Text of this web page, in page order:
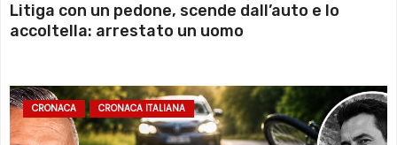
Litiga con un pedone, scende dall’auto e lo
accoltella: arrestato un uomo
CRONACA CRONACA ITALIANA